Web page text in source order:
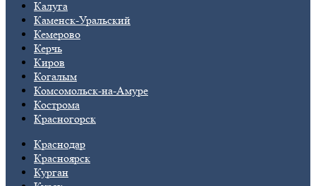
Калуга
Каменск-Уральский
Кемерово
Керчь
Киров
Когалым
Комсомольск-на-Амуре
Кострома
Красногорск
Краснодар
Красноярск
Курган